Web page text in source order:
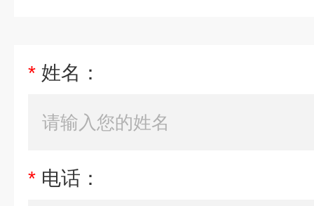
* 姓名：
* 电话：